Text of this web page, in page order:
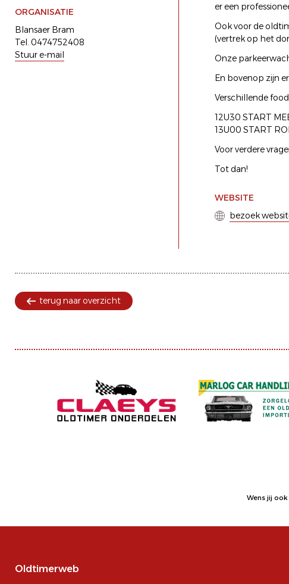
ORGANISATIE
Blansaer Bram
Tel. 0474752408
Stuur e-mail
er een
Ook voor de
(vertrek op het
Onze
En bovenop zijn
Verschillende
12U30 START
13U00 START
Voor verdere
Tot dan!
WEBSITE
bezoek
terug naar overzicht
Wens jij
Oldtimerweb